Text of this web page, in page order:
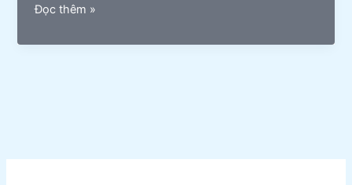
In
Mã
Xuất
Đọc thêm »